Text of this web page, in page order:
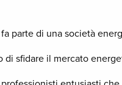
parte di una società
sfidare il mercato